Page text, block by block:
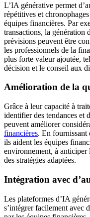
L’IA générative permet
répétitives et
équipes financières. Par
transactions, la génération
prévisions peuvent être
les professionnels de la
plus forte valeur ajoutée,
décision et le conseil aux
Amélioration de la
Grâce à leur capacité à
identifier des tendances et
peuvent améliorer
financières. En fournissant
ils aident les équipes
environnement, à anticiper
des stratégies adaptées.
Intégration avec
Les plateformes d’IA
s’intégrer facilement avec